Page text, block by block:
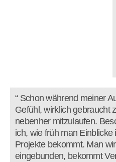
“ Schon während meiner
Gefühl, wirklich gebraucht
nebenher mitzulaufen.
ich, wie früh man Einblicke
Projekte bekommt. Man
eingebunden, bekommt